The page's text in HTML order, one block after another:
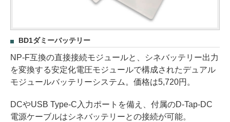
BD1ダミーバッテリー
NP-F互換の直接接続モジュールと、シネバッテリー出力
を変換する安定化電圧モジュールで構成されたデュアル
モジュールバッテリーシステム。価格は5,720円。
DCやUSB Type-C入力ポートを備え、付属のD-Tap-DC
電源ケーブルはシネバッテリーとの接続が可能。